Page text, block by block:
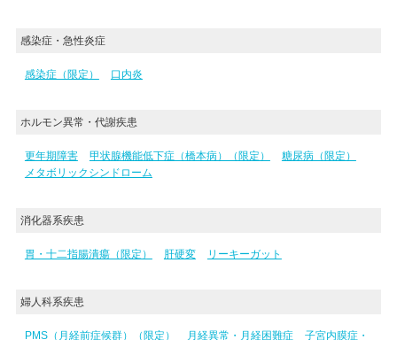
感染症・急性炎症
感染症（限定） 口内炎
ホルモン異常・代謝疾患
更年期障害 甲状腺機能低下症（橋本病）（限定）
糖尿病（限定）
メタボリックシンドローム
消化器系疾患
胃・十二指腸潰瘍（限定） 肝硬変 リーキーガット
婦人科系疾患
PMS（月経前症候群）（限定） 月経異常・月経困難症
子宮内膜症・